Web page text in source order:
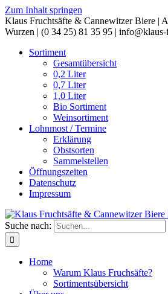
Zum Inhalt springen
Klaus Fruchtsäfte & Cannewitzer Biere |
Wurzen | (0 34 25) 81 35 95 | info@klaus-
Sortiment
Gesamtübersicht
0,2 Liter
0,7 Liter
1,0 Liter
Bio Sortiment
Weinsortiment
Lohnmost / Termine
Erklärung
Obstsorten
Sammelstellen
Öffnungszeiten
Datenschutz
Impressum
Suche nach:
Home
Warum Klaus Fruchsäfte?
Sortimentsübersicht